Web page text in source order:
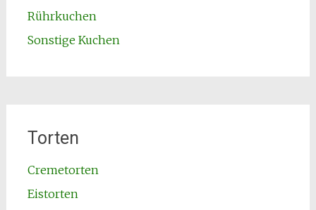
Rührkuchen
Sonstige Kuchen
Torten
Cremetorten
Eistorten